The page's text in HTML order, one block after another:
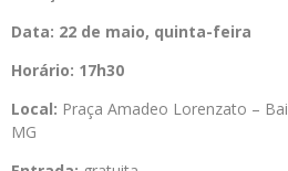
Data: 22 de maio, quinta-feira
Horário: 17h30
Local: Praça Amadeo Lorenzato –
MG